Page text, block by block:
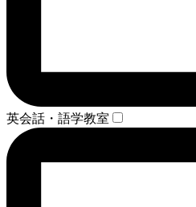
英会話・語学教室